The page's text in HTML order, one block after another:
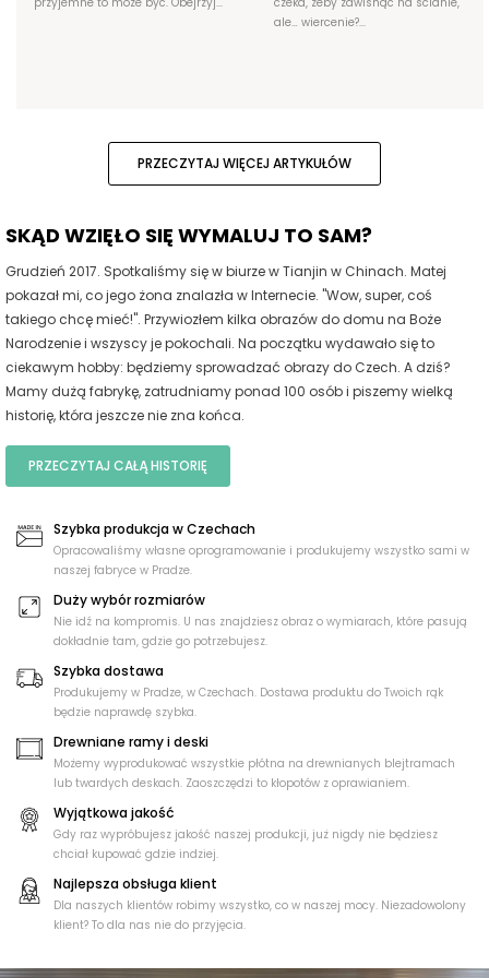
ale… wiercenie?...
PRZECZYTAJ WIĘCEJ ARTYKUŁÓW
SKĄD WZIĘŁO SIĘ WYMALUJ TO SAM?
Grudzień 2017. Spotkaliśmy się w biurze w Tianjin w Chinach. Matej
pokazał mi, co jego żona znalazła w Internecie. "Wow, super, coś
takiego chcę mieć!". Przywiozłem kilka obrazów do domu na Boże
Narodzenie i wszyscy je pokochali. Na początku wydawało się to
ciekawym hobby: będziemy sprowadzać obrazy do Czech. A dziś?
Mamy dużą fabrykę, zatrudniamy ponad 100 osób i piszemy wielką
historię, która jeszcze nie zna końca.
PRZECZYTAJ CAŁĄ HISTORIĘ
Szybka produkcja w Czechach
Opracowaliśmy własne oprogramowanie i produkujemy wszystko sami w
naszej fabryce w Pradze.
Duży wybór rozmiarów
Nie idź na kompromis. U nas znajdziesz obraz o wymiarach, które pasują
dokładnie tam, gdzie go potrzebujesz.
Szybka dostawa
Produkujemy w Pradze, w Czechach. Dostawa produktu do Twoich rąk
będzie naprawdę szybka.
Drewniane ramy i deski
Możemy wyprodukować wszystkie płótna na drewnianych blejtramach
lub twardych deskach. Zaoszczędzi to kłopotów z oprawianiem.
Wyjątkowa jakość
Gdy raz wypróbujesz jakość naszej produkcji, już nigdy nie będziesz
chciał kupować gdzie indziej.
Najlepsza obsługa klient
Dla naszych klientów robimy wszystko, co w naszej mocy. Niezadowolony
klient? To dla nas nie do przyjęcia.